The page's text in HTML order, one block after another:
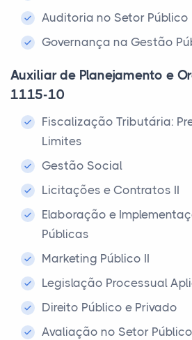
Auditoria no Setor Público
Governança na Gestão
Auxiliar de Planejamento e
1115-10
Fiscalização Tributária:
Limites
Gestão Social
Licitações e Contratos II
Elaboração e
Públicas
Marketing Público II
Legislação Processual
Direito Público e Privado
Avaliação no Setor Público